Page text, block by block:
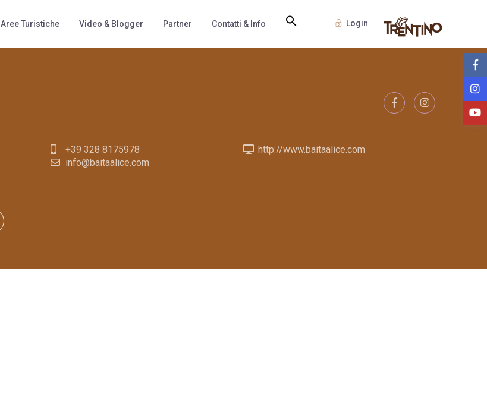
Login
Aree Turistiche Video & Blogger Partner Contatti & Info
Tipologia
+39 328 8175978
info@baitaalice.com
http://www.baitaalice.com